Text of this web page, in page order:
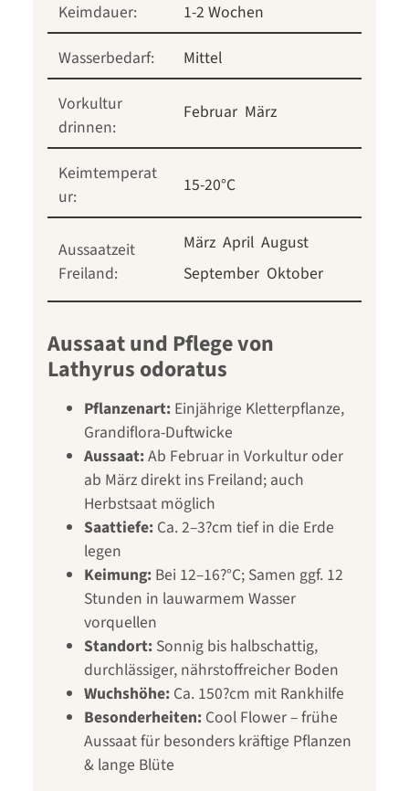
Keimdauer:
1-2 Wochen
Wasserbedarf:
Mittel
Vorkultur
drinnen:
Februar März
Keimtemperat
ur:
15-20°C
Aussaatzeit
Freiland:
März April August
September Oktober
Aussaat und Pflege von
Lathyrus odoratus
Pflanzenart: Einjährige Kletterpflanze,
Grandiflora-Duftwicke
Aussaat:Ab Februar in Vorkultur oder
ab März direkt ins Freiland; auch
Herbstsaat möglich
Saattiefe: Ca. 2–3?cm tief in die Erde
legen
Keimung: Bei 12–16?°C; Samen ggf. 12
Stunden in lauwarmem Wasser
vorquellen
Standort: Sonnig bis halbschattig,
durchlässiger, nährstoffreicher Boden
Wuchshöhe: Ca. 150?cm mit Rankhilfe
Besonderheiten: Cool Flower – frühe
Aussaat für besonders kräftige Pflanzen
& lange Blüte